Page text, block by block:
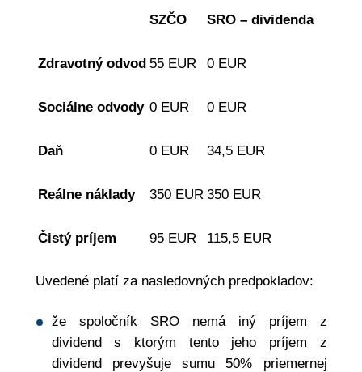
SZČO SRO – dividenda
Zdravotný odvod 55 EUR 0 EUR
Sociálne odvody 0 EUR 0 EUR
Daň 0 EUR 34,5 EUR
Reálne náklady 350 EUR 350 EUR
Čistý príjem 95 EUR 115,5 EUR
Uvedené platí za nasledovných predpokladov:
že spoločník SRO nemá iný príjem z
dividend s ktorým tento jeho príjem z
dividend prevyšuje sumu 50% priemernej